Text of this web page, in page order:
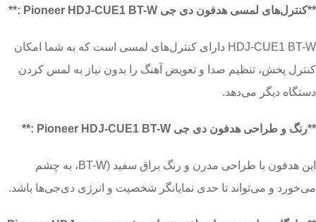
**کنترل‌های لمسی هدفون دی جی Pioneer HDJ-CUE1 BT-W :**
HDJ-CUE1 BT-W دارای کنترل‌های لمسی است که به شما امکان
کنترل پخش، تنظیم صدا و تعویض آهنگ را بدون نیاز به لمس کردن
دستگاه دیگر می‌دهد.
**رنگ و طراحی هدفون دی جی Pioneer HDJ-CUE1 BT-W :**
این هدفون با طراحی مدرن و رنگ براق سفید (BT-W، به چشم
می‌خورد و می‌تواند تا حدی نمایانگر شخصیت و انرژی دی‌جی‌ها باشد.